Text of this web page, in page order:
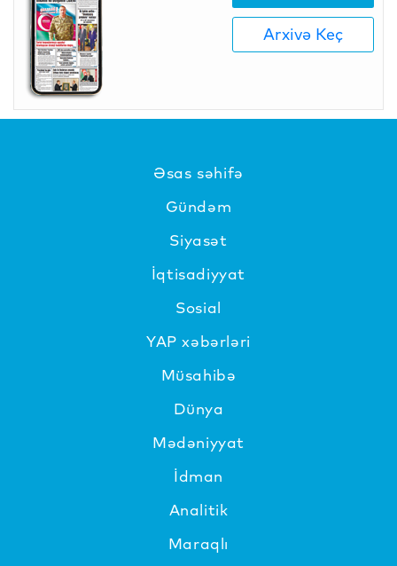
Arxivə Keç
Əsas səhifə
Gündəm
Siyasət
İqtisadiyyat
Sosial
YAP xəbərləri
Müsahibə
Dünya
Mədəniyyat
İdman
Analitik
Maraqlı